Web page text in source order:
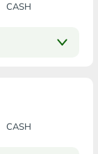
CASH
CASH